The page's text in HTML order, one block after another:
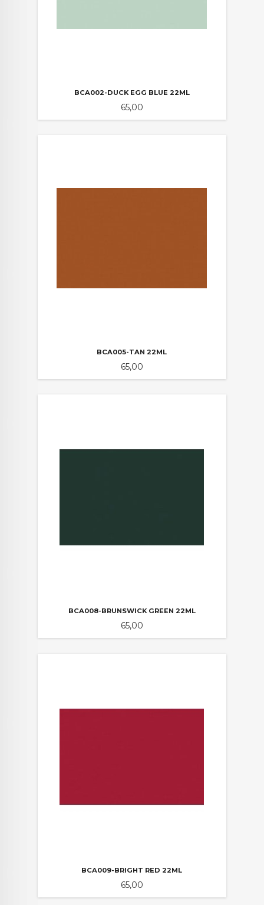
BCA002-DUCK EGG BLUE 22ML
Pris
65,00
BCA005-TAN 22ML
Pris
65,00
BCA008-BRUNSWICK GREEN 22ML
Pris
65,00
BCA009-BRIGHT RED 22ML
Pris
65,00